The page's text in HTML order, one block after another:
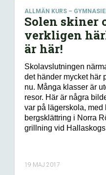
ALLMÄN KURS –
Solen skiner
verkligen
är här!
Skolavslutningen
det händer mycket här
nu. Många klasser är
resor. Här är några
var på lägerskola, med
bergsk lättring i Norra
grillning vid
19 MAJ 2017